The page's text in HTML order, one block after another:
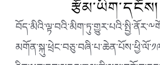
རྩོམ་ཡིག་དངོས།